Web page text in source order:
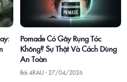
Pomade Có Gây Rụng Tóc
Không? Sự Thật Và Cách Dùng
An Toàn
Bởi 4RAU · 27/04/2026